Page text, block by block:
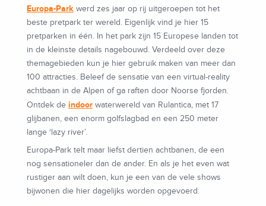
Europa-Park werd zes jaar op rij uitgeroepen tot het
beste pretpark ter wereld. Eigenlijk vind je hier 15
pretparken in één. In het park zijn 15 Europese landen tot
in de kleinste details nagebouwd. Verdeeld over deze
themagebieden kun je hier gebruik maken van meer dan
100 attracties. Beleef de sensatie van een virtual-reality
achtbaan in de Alpen of ga raften door Noorse fjorden.
Ontdek de indoor waterwereld van Rulantica, met 17
glijbanen, een enorm golfslagbad en een 250 meter
lange ‘lazy river’.
Europa-Park telt maar liefst dertien achtbanen, de een
nog sensationeler dan de ander. En als je het even wat
rustiger aan wilt doen, kun je een van de vele shows
bijwonen die hier dagelijks worden opgevoerd.